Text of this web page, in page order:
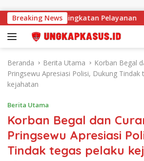
Breaking News
Peningkatan Pelayanan
Beranda Berita Utama
Korban Begal
Pringsewu Apresiasi Polisi, Dukung Tindak
kejahatan
Berita Utama
Korban Begal dan
Pringsewu Apresiasi
Tindak tegas pelaku